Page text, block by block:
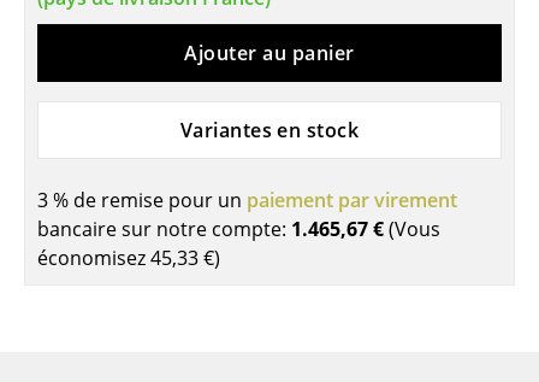
Tables basses
Bureaux & Secrétaires
Tables de conférence et Pupitres
Tables hautes & Pupitres
Ajouter au panier
Variantes en stock
3 % de remise pour un paiement par virement
bancaire sur notre compte: 1.465,67 €(Vous
économisez45,33 €)